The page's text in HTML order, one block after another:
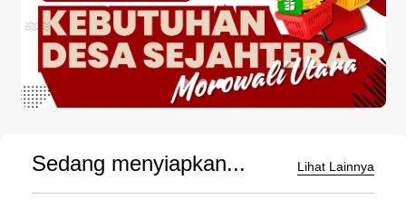
Sedang menyiapkan... Lihat Lainnya